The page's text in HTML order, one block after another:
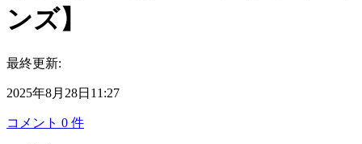
ンズ】
最終更新:
2025年8月28日11:27
コメント 0 件